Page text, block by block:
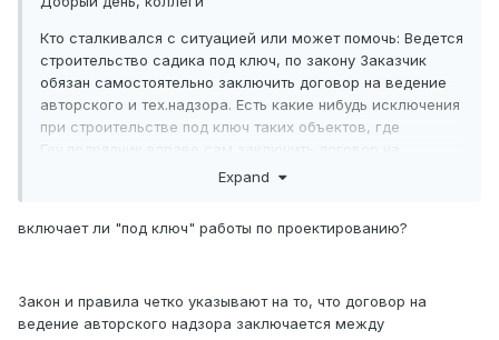
Кто сталкивался с ситуацией или может помочь: Ведется
строительство садика под ключ, по закону Заказчик
обязан самостоятельно заключить договор на ведение
авторского и тех.надзора. Есть какие нибудь исключения
при строительстве под ключ таких объектов, где
Ген.подрядчик вправе сам заключить договор на
авторский и тех.надзор или нет? Если можно ссылки.
Expand
включает ли "под ключ" работы по проектированию?
Закон и правила четко указывают на то, что договор на
ведение авторского надзора заключается между